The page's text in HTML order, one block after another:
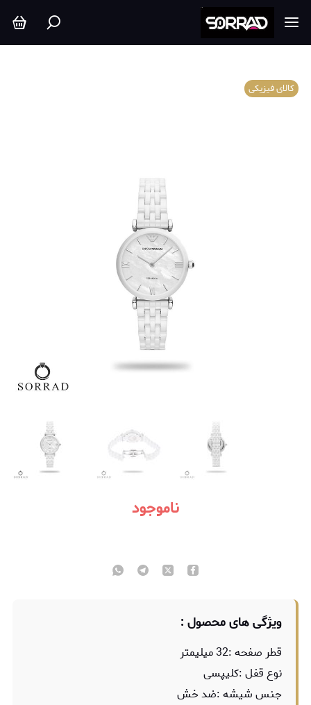
کالای فیزیکی
ناموجود
ویژگی های محصول :
قطر صفحه :32 میلیمتر
نوع قفل :کلیپسی
جنس شیشه :ضد خش